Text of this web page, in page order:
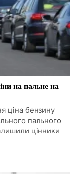
на пальне на
ціна бензину
пального
цінники